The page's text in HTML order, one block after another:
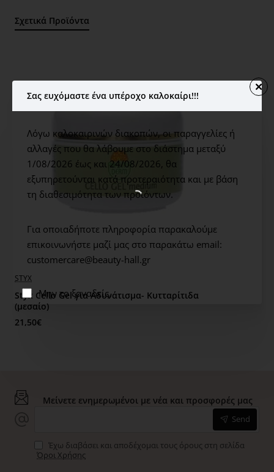
Σας ευχόμαστε ένα υπέροχο καλοκαίρι!!!
Λόγω καλοκαιρινών διακοπών, οι παραγγελίες ή
αλλαγές που θα λάβουμε στο διάστημα μεταξύ
1/08/2026 έως και 24/08/2026, θα
εξυπηρετούνται κατά προτεραιότητα και με βάση
τη διαθεσιμότητα των προϊόντων.
Για οποιαδήποτε πληροφορία παρακαλούμε
επικοινωνήστε μαζί μας στο παρακάτω email:
customercare@beauty-hall.gr
Μην το ξαναδείς.
συγχρόνως αντιμετωπίζουν την κυτταρίτιδα.
ΤΡΟΠΟΣ ΧΡΗΣΗΣ: Απλώνουμε ποσότητα από το gel στο
σώμα, στην περιοχή που επιθυμούμε. Μπορεί να
χρησιμοποιηθεί με επάλειψη ή/και θερμοκουβέρτα.
Συνδυάζεται και με άλλα προϊόντα QUATRE SAISONS.
Σχετικά Προϊόντα
STYX
Styx Cello Gel για Αδυνάτισμα- Κυτταρίτιδα
(μεσαίο)
21,50€
Μείνετε ενημερωμένοι με νέα και προσφορές μας
Send
Έχω διαβάσει και αποδέχομαι τους όρους στη σελίδα
Όροι Χρήσης